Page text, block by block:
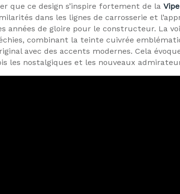
que ce design s’inspire fortement de la
dans les lignes de carrosserie et
années de gloire pour le constructeur. La
combinant la teinte cuivrée
avec des accents modernes. Cela
les nostalgiques et les nouveaux